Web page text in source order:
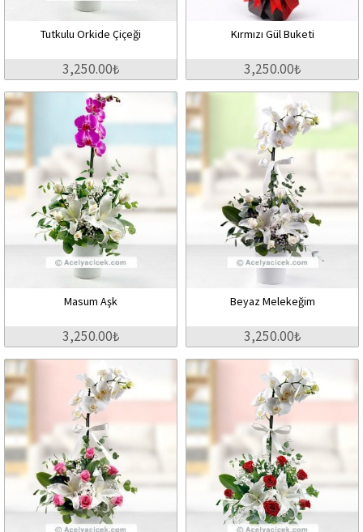
Tutkulu Orkide Çiçeği
3,250.00₺
Kırmızı Gül Buketi
3,250.00₺
Masum Aşk
3,250.00₺
Beyaz Melekeğim
3,250.00₺